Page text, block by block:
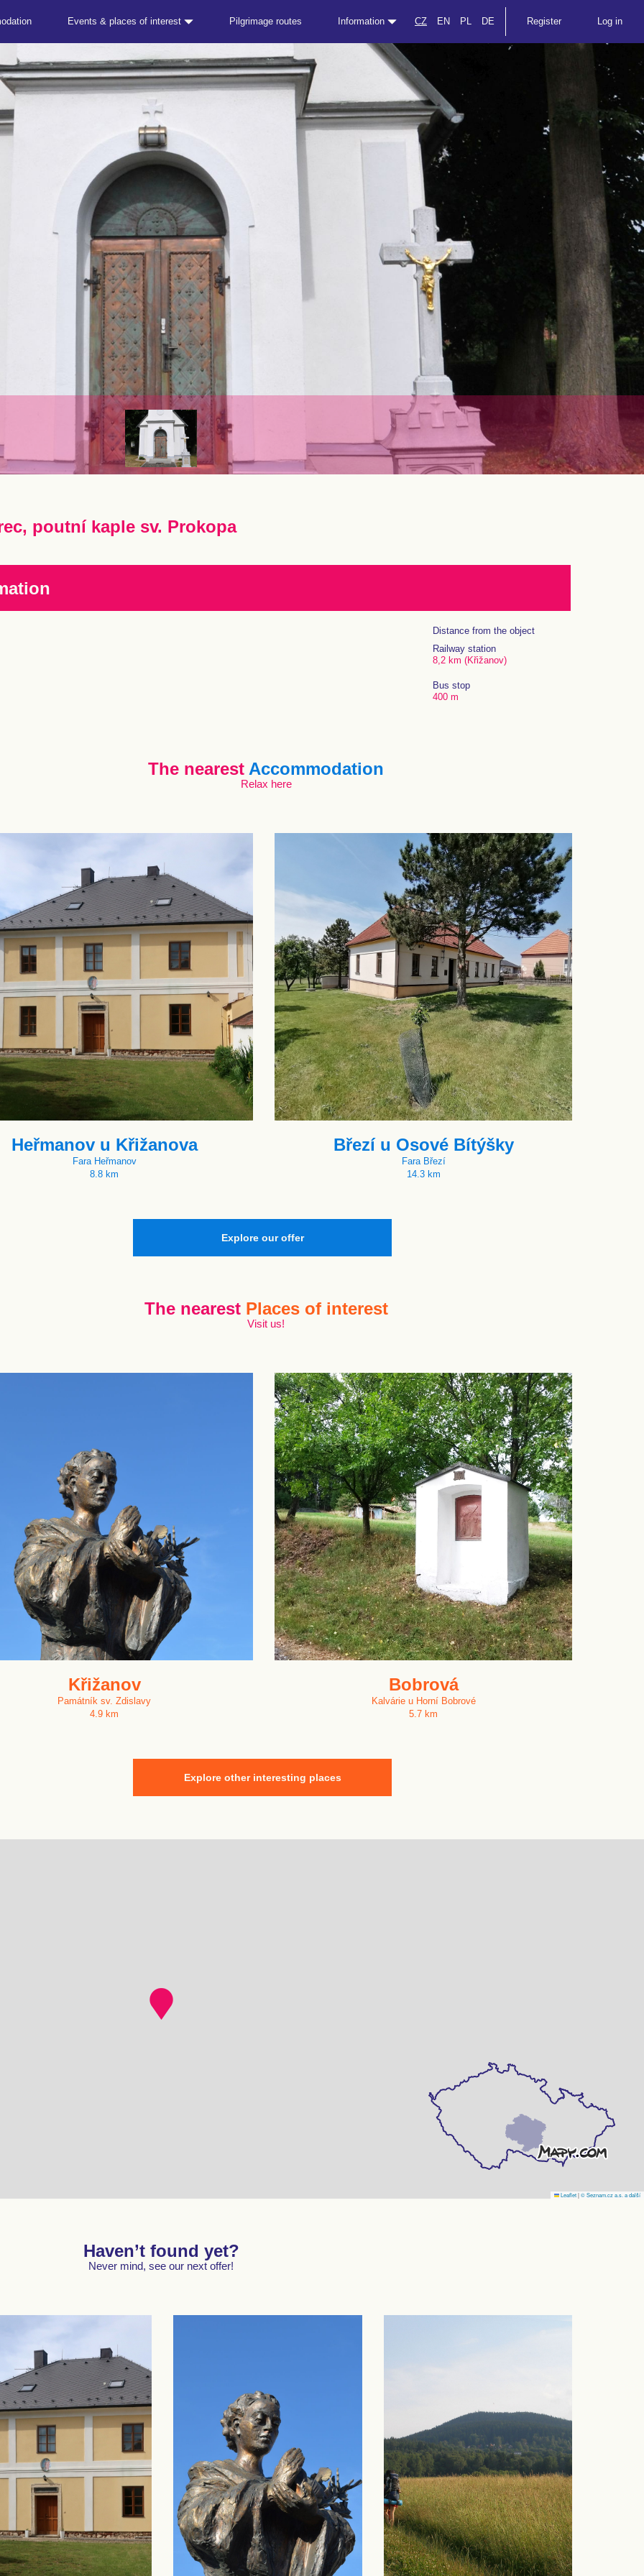
Events & places of interest Pilgrimage routes Information CZ EN PL DE Register Log in
poutní kaple sv. Prokopa
Distance from the object
Railway station
8,2 km (Křižanov)
Bus stop
400 m
The nearest Accommodation
Relax here
Heřmanov u Křižanova
Fara Heřmanov
8.8 km
Březí u Osové Bítýšky
Fara Březí
14.3 km
Explore our offer
The nearest Places of interest
Visit us!
Křižanov
Památník sv. Zdislavy
4.9 km
Bobrová
Kalvárie u Horní Bobrové
5.7 km
Explore other interesting places
Leaflet|© Seznam.cz a.s. a další
Haven’t found yet?
Never mind, see our next offer!